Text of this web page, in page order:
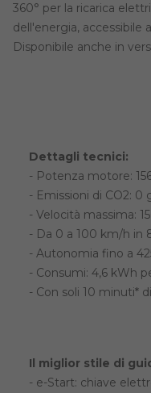
360° per la ricarica
dell'energia, accessibile
Disponibile anche in
Dettagli tecnici:
- Potenza motore:
- Emissioni di CO2: 0
- Velocità massima:
- Da 0 a 100 km/h in
- Autonomia fino a
- Consumi: 4,6 kWh
- Con soli 10 minuti*
Il miglior stile di
- e-Start: chiave